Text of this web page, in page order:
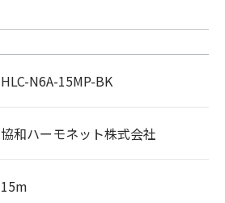
HLC-N6A-15MP-BK
協和ハーモネット株式会社
15m